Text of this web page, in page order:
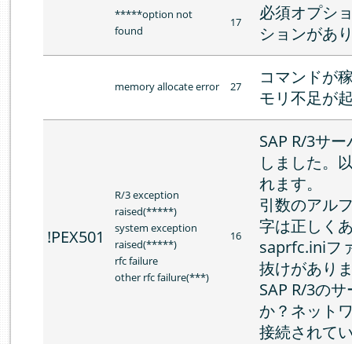
*****option not
found
17
必須オプシ
ションがあ
memory allocate error 27
コマンドが
モリ不足が
!PEX501
R/3 exception
raised(*****)
system exception
raised(*****)
rfc failure
other rfc failure(***)
16
SAP R/3サ
しました。
れます。
引数のアル
字は正しく
saprfc.iniフ
抜けがあり
SAP R/3の
か？ネット
接続されて